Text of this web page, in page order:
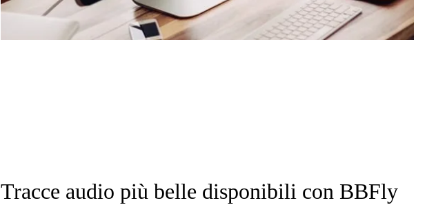
Tracce audio più belle disponibili con BBFly